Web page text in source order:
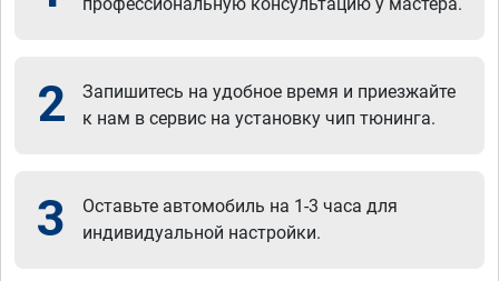
2
Запишитесь на удобное время и приезжайте
к нам в сервис на установку чип тюнинга.
3
Оставьте автомобиль на 1-3 часа для
индивидуальной настройки.